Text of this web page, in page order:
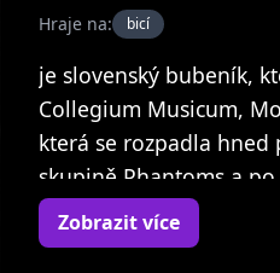
Hraje na: bicí
je slovenský bubeník,
Collegium Musicum,
která se rozpadla
skupině Phantoms a
The Soulmen hrál jen
nejvíc znám jako
Zobrazit více